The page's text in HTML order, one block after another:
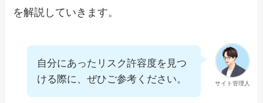
を解説していきます。
サイト管理人
自分にあったリスク許容度を見つ
ける際に、ぜひご参考ください。